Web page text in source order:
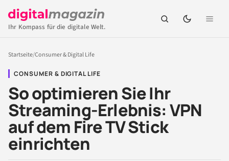
Ihr Kompass für die digitale Welt.
Startseite/Consumer & Digital Life
CONSUMER & DIGITAL LIFE
So optimieren Sie Ihr
Streaming-Erlebnis: VPN
auf dem Fire TV Stick
einrichten